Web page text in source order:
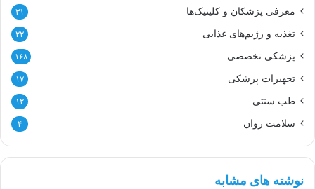
معرفی پزشکان و کلینیک‌ها ۳۱
تغذیه و رژیم‌های غذایی ۲۲
پزشکی تخصصی ۱۶۸
تجهیزات پزشکی ۱۷
طب سنتی ۱۲
سلامت روان ۴
نوشته های مشابه